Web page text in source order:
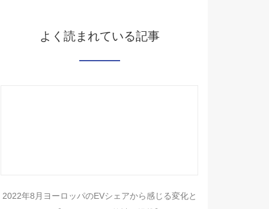
よく読まれている記事
2022年8月ヨーロッパのEVシェアから感じる変化と